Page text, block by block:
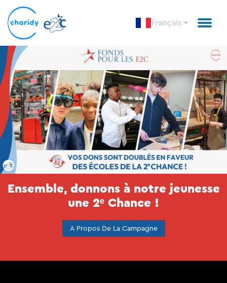
Français
Ensemble, donnons à notre jeunesse
une 2ᵉ Chance !
A Propos De La Campagne